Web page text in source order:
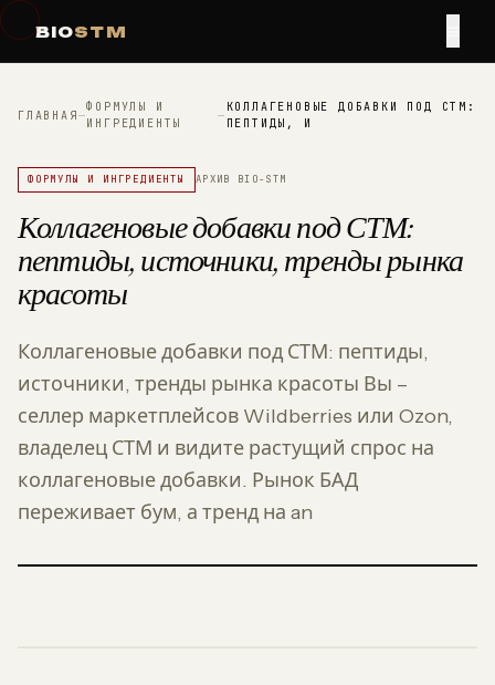
BIOSTM
ГЛАВНАЯ—
ФОРМУЛЫ И
ИНГРЕДИЕНТЫ
—
КОЛЛАГЕНОВЫЕ ДОБАВКИ ПОД СТМ:
ПЕПТИДЫ, И
ФОРМУЛЫ И ИНГРЕДИЕНТЫ АРХИВ BIO-STM
Коллагеновые добавки под СТМ:
пептиды, источники, тренды рынка
красоты
Коллагеновые добавки под СТМ: пептиды,
источники, тренды рынка красоты Вы –
селлер маркетплейсов Wildberries или Ozon,
владелец СТМ и видите растущий спрос на
коллагеновые добавки. Рынок БАД
переживает бум, а тренд на an